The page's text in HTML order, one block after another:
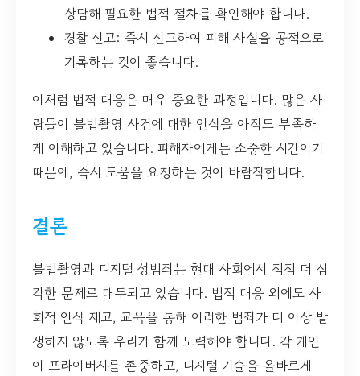
상담해 필요한 법적 절차를 확인해야 합니다.
경찰 신고: 즉시 신고하여 피해 사실을 공적으로
기록하는 것이 좋습니다.
이처럼 법적 대응은 매우 중요한 과정입니다. 많은 사
람들이 불법촬영 사건에 대한 인식을 아직도 부족하
게 이해하고 있습니다. 피해자에게는 소중한 시간이기
때문에, 즉시 도움을 요청하는 것이 바람직합니다.
결론
불법촬영과 디지털 성범죄는 현대 사회에서 점점 더 심
각한 문제로 대두되고 있습니다. 법적 대응 외에도 사
회적 인식 제고, 교육을 통해 이러한 범죄가 더 이상 발
생하지 않도록 우리가 함께 노력해야 합니다. 각 개인
이 프라이버시를 존중하고, 디지털 기술을 올바르게